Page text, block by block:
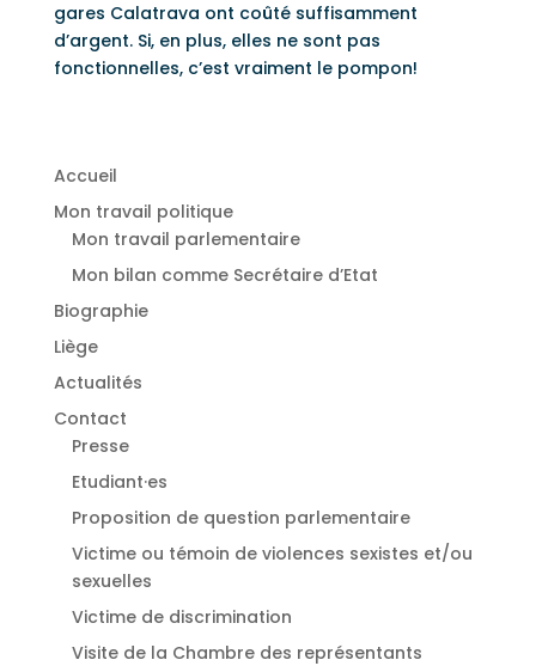
gares Calatrava ont coûté suffisamment
d’argent. Si, en plus, elles ne sont pas
fonctionnelles, c’est vraiment le pompon!
Accueil
Mon travail politique
Mon travail parlementaire
Mon bilan comme Secrétaire d’Etat
Biographie
Liège
Actualités
Contact
Presse
Etudiant·es
⁠Proposition de question parlementaire
Victime ou témoin de violences sexistes et/ou
sexuelles
⁠Victime de discrimination
Visite de la Chambre des représentants